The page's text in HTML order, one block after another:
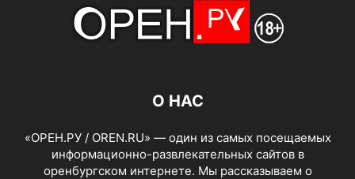
О НАС
«ОРЕН.РУ / OREN.RU» — один из самых посещаемых
информационно-развлекательных сайтов в
оренбургском интернете. Мы рассказываем о